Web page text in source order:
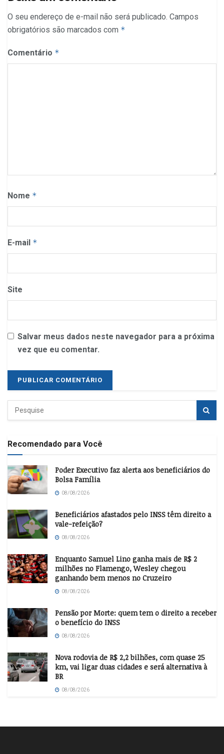
O seu endereço de e-mail não será publicado. Campos
obrigatórios são marcados com *
Comentário *
Nome *
E-mail *
Site
Salvar meus dados neste navegador para a próxima
vez que eu comentar.
Recomendado para Você
Poder Executivo faz alerta aos beneficiários do
Bolsa Família
08/08/2026
Beneficiários afastados pelo INSS têm direito a
vale-refeição?
08/08/2026
Enquanto Samuel Lino ganha mais de R$ 2
milhões no Flamengo, Wesley chegou
ganhando bem menos no Cruzeiro
08/08/2026
Pensão por Morte: quem tem o direito a receber
o benefício do INSS
08/08/2026
Nova rodovia de R$ 2,2 bilhões, com quase 25
km, vai ligar duas cidades e será alternativa à
BR
08/08/2026